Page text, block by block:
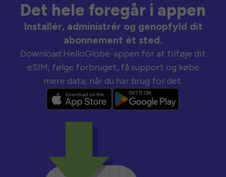
Det hele foregår i appen
Installér, administrér og genopfyld dit
abonnement ét sted.
Download HelloGlobe-appen for at tilføje dit
eSIM, følge forbruget, få support og købe
mere data, når du har brug for det.